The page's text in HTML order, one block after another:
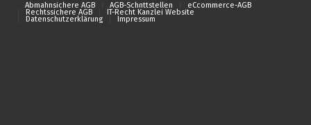
Abmahnsichere AGB
AGB-Schnttstellen eCcommerce-AGB
Rechtssichere AGB IT-Recht Kanzlei Website
Datenschutzerklärung Impressum